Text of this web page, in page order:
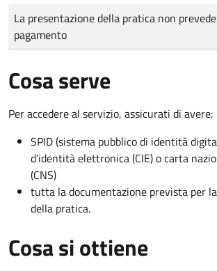
Tipo di pagamento
Importo
La presentazione della pratica non
pagamento
Cosa serve
Per accedere al servizio, assicurati di avere:
SPID (sistema pubblico di identità
d’identità elettronica (CIE) o carta
(CNS)
tutta la documentazione prevista per
della pratica.
Cosa si ottiene